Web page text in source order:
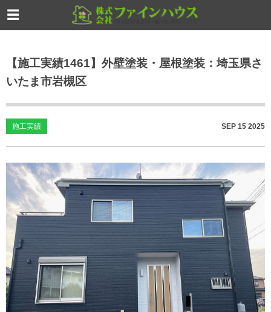
【施工実績1461】外壁塗装・屋根塗装：埼玉県さ
いたま市岩槻区
施工実績 SEP 15 2025